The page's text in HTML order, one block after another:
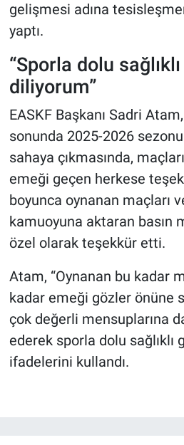
gelişmesi adına
yaptı.
“Sporla dolu
diliyorum”
EASKF Başkanı Sadri Atam,
sonunda 2025-2026
sahaya çıkmasında,
emeği geçen herkese
boyunca oynanan maçları
kamuoyuna aktaran basın
özel olarak teşekkür etti.
Atam, “Oynanan bu kadar
kadar emeği gözler önüne
çok değerli mensuplarına
ederek sporla dolu sağlıklı
ifadelerini kullandı.